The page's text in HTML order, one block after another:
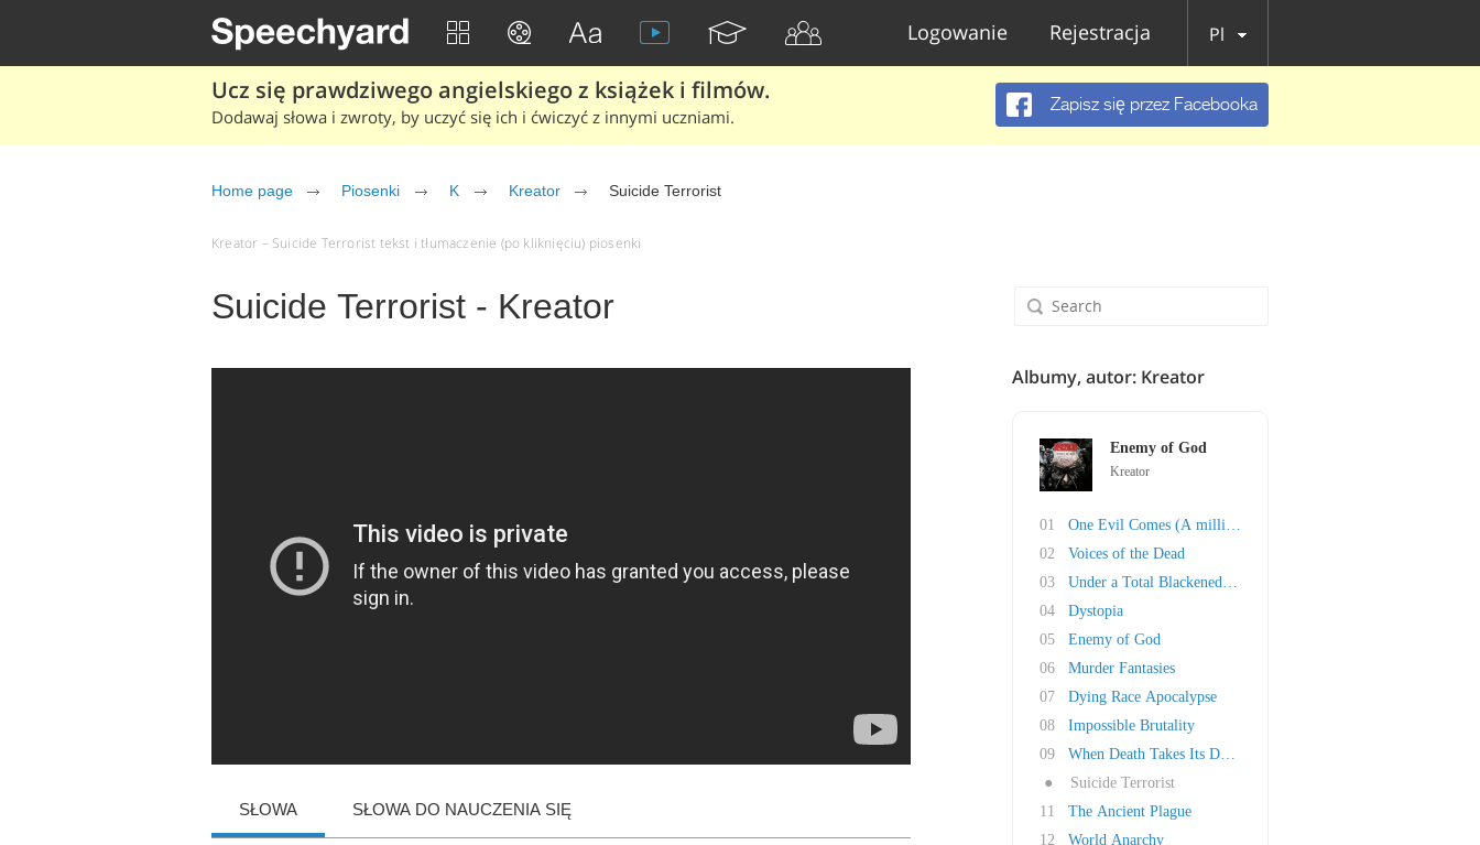
Logowanie Rejestracja Pl
Ucz się prawdziwego angielskiego z książek i filmów.
Dodawaj słowa i zwroty, by uczyć się ich i ćwiczyć z innymi uczniami.
Zapisz się przez Facebooka
Home page Piosenki K Kreator Suicide Terrorist
Kreator – Suicide Terrorist tekst i tłumaczenie (po kliknięciu) piosenki
Suicide Terrorist - Kreator
SŁOWA SŁOWA DO NAUCZENIA SIĘ
Albumy, autor: Kreator
Enemy of God
Kreator
01
One Evil Comes (A million follow)
02
Voices of the Dead
03
Under a Total Blackened Sky
04
Dystopia
05
Enemy of God
06
Murder Fantasies
07
Dying Race Apocalypse
08
Impossible Brutality
09
When Death Takes Its Dominion
●
Suicide Terrorist
11
The Ancient Plague
12
World Anarchy